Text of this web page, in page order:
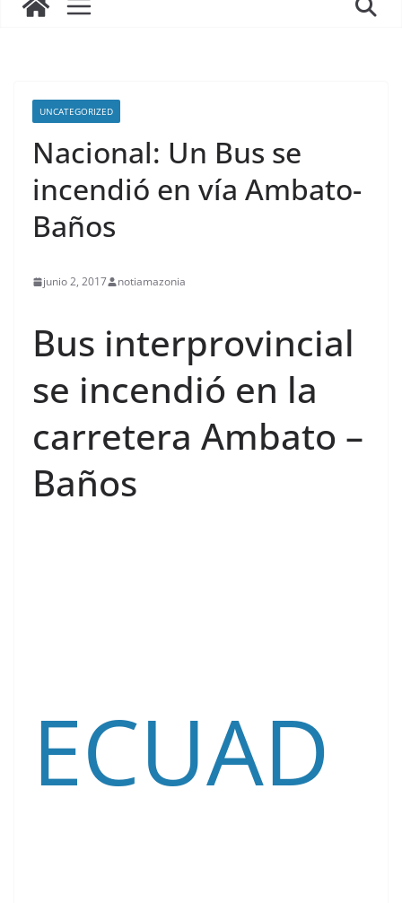
UNCATEGORIZED
Nacional: Un Bus se
incendió en vía Ambato-
Baños
junio 2, 2017 notiamazonia
Bus interprovincial
se incendió en la
carretera Ambato –
Baños
ECUAD